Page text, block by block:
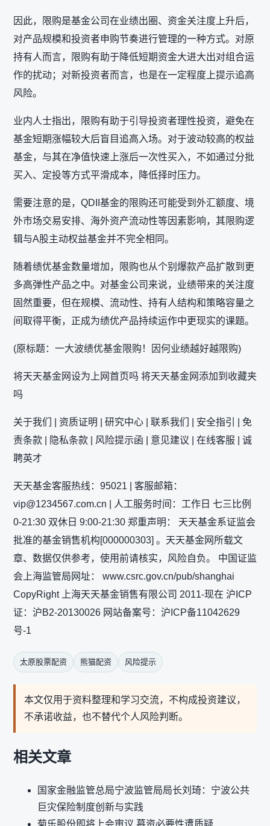
因此，限购是基金公司在业绩出圈、资金关注度上升后，
对产品规模和投资者申购节奏进行管理的一种方式。对原
持有人而言，限购有助于降低短期资金大进大出对组合运
作的扰动；对新投资者而言，也是在一定程度上提示追高
风险。
业内人士指出，限购有助于引导投资者理性投资，避免在
基金短期涨幅较大后盲目追高入场。对于波动较高的权益
基金，与其在净值快速上涨后一次性买入，不如通过分批
买入、定投等方式平滑成本，降低择时压力。
需要注意的是，QDII基金的限购还可能受到外汇额度、境
外市场交易安排、海外资产流动性等因素影响，其限购逻
辑与A股主动权益基金并不完全相同。
随着绩优基金数量增加，限购也从个别爆款产品扩散到更
多高弹性产品之中。对基金公司来说，业绩带来的关注度
固然重要，但在规模、流动性、持有人结构和策略容量之
间取得平衡，正成为绩优产品持续运作中更现实的课题。
(原标题：一大波绩优基金限购！因何业绩越好越限购)
将天天基金网设为上网首页吗 将天天基金网添加到收藏夹
吗
关于我们 | 资质证明 | 研究中心 | 联系我们 | 安全指引 | 免
责条款 | 隐私条款 | 风险提示函 | 意见建议 | 在线客服 | 诚
聘英才
天天基金客服热线：95021 | 客服邮箱：
vip@1234567.com.cn | 人工服务时间：工作日 七三比例
0-21:30 双休日 9:00-21:30 郑重声明： 天天基金系证监会
批准的基金销售机构[000000303] 。天天基金网所载文
章、数据仅供参考，使用前请核实，风险自负。 中国证监
会上海监管局网址： www.csrc.gov.cn/pub/shanghai
CopyRight 上海天天基金销售有限公司 2011-现在 沪ICP
证：沪B2-20130026 网站备案号：沪ICP备11042629
号-1
太原股票配资 熊猫配资 风险提示
本文仅用于资料整理和学习交流，不构成投资建议，
不承诺收益，也不替代个人风险判断。
相关文章
国家金融监管总局宁波监管局局长刘琦：宁波公共
巨灾保险制度创新与实践
菊乐股份即将上会审议 募资必要性遭质疑